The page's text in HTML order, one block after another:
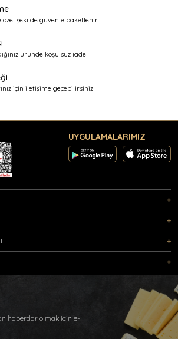
özel şekilde güvenle paketlenir
üründe koşulsuz iade
için iletişime geçebilirsiniz
UYGULAMALARIMIZ
haberdar olmak için e-